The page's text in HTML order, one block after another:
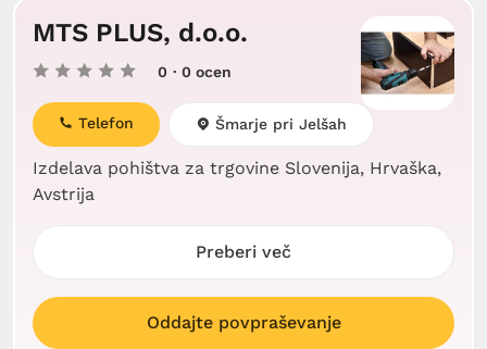
MTS PLUS, d.o.o.
0 · 0 ocen
Izdelava pohištva za trgovine Slovenija, Hrvaška,
Avstrija
Telefon Šmarje pri Jelšah
Preberi več
Oddajte povpraševanje